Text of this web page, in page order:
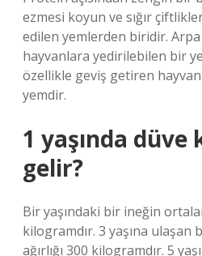
ezmesi koyun ve sığır
edilen yemlerden biridir.
hayvanlara yedirilebilen bir
özellikle geviş getiren
yemdir.
1 yaşında düve
gelir?
Bir yaşındaki bir ineğin
kilogramdır. 3 yaşına
ağırlığı 300 kilogramdır. 5